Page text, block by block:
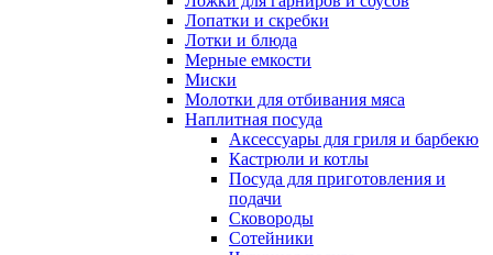
Лопатки и скребки
Лотки и блюда
Мерные емкости
Миски
Молотки для отбивания мяса
Наплитная посуда
Аксессуары для гриля и барбекю
Кастрюли и котлы
Посуда для приготовления и
подачи
Сковороды
Сотейники